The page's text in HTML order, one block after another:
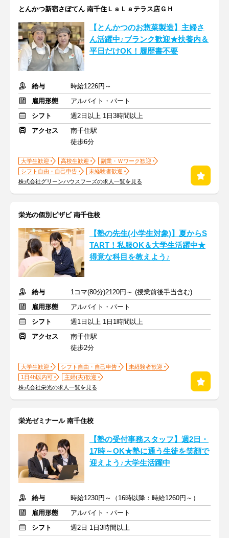
とんかつ新宿さぼてん 南千住ＬａＬａテラス店ＧＨ
【とんかつのお惣菜製造】主婦さ
ん活躍中♪ブランク歓迎★扶養内＆
平日だけOK！履歴書不要
給与
時給1226円～
雇用形態
アルバイト・パート
シフト
週2日以上 1日3時間以上
アクセス
南千住駅
徒歩6分
大学生歓迎 高校生歓迎
副業・Ｗワーク歓迎
シフト自由・自己申告
未経験者歓迎
株式会社グリーンハウスフーズの求人一覧を見る
栄光の個別ビザビ 南千住校
【塾の先生(小学生対象)】夏からS
TART！私服OK＆大学生活躍中★
得意な科目を教えよう♪
給与
1コマ(80分)2120円～ (授業前後手当含む)
雇用形態
アルバイト・パート
シフト
週1日以上 1日1時間以上
アクセス
南千住駅
徒歩2分
大学生歓迎 シフト自由・自己申告
未経験者歓迎
1日4h以内可
主婦(夫)歓迎
株式会社栄光の求人一覧を見る
栄光ゼミナール 南千住校
【塾の受付事務スタッフ】週2日・
17時～OK★塾に通う生徒を笑顔で
迎えよう♪大学生活躍中
給与
時給1230円～（16時以降：時給1260円～）
雇用形態
アルバイト・パート
シフト
週2日 1日3時間以上